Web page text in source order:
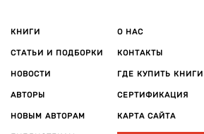
КНИГИ
СТАТЬИ И ПОДБОРКИ
НОВОСТИ
АВТОРЫ
НОВЫМ АВТОРАМ
О НАС
КОНТАКТЫ
ГДЕ КУПИТЬ КНИГИ
СЕРТИФИКАЦИЯ
КАРТА САЙТА